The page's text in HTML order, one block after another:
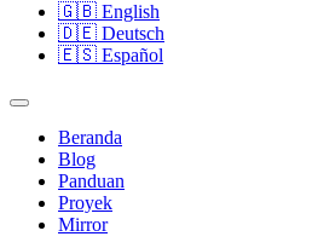
🇬🇧 English
🇩🇪 Deutsch
🇪🇸 Español
Beranda
Blog
Panduan
Proyek
Mirror